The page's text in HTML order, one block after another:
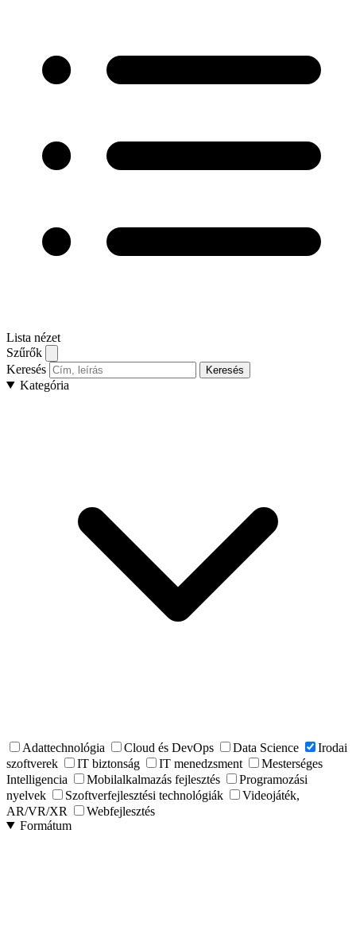
Lista nézet
Szűrők
Keresés
Keresés
Kategória
Adattechnológia Cloud és DevOps Data Science
Irodai
szoftverek
IT biztonság IT menedzsment
Mesterséges
Intelligencia
Mobilalkalmazás fejlesztés
Programozási
nyelvek
Szoftverfejlesztési technológiák
Videojáték,
AR/VR/XR
Webfejlesztés
Formátum